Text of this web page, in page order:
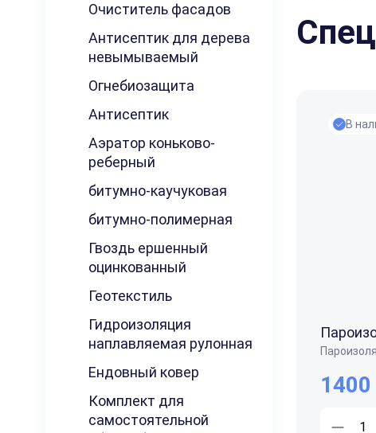
Очиститель фасадов
Антисептик для дерева
невымываемый
Огнебиозащита
Антисептик
Аэратор коньково-
реберный
битумно-каучуковая
битумно-полимерная
Гвоздь ершенный
оцинкованный
Геотекстиль
Гидроизоляция
наплавляемая рулонная
Ендовный ковер
Комплект для
самостоятельной
В